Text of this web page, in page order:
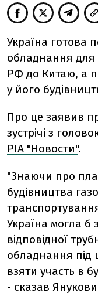
Україна готова
обладнання для
РФ до Китаю, а
у його
Про це заявив
зустрічі з
РІА "Новости".
"Знаючи про
будівництва
Україна могла б
відповідної
обладнання під
взяти участь в
- сказав